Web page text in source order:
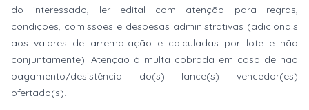
do interessado, ler edital com atenção para regras,
condições, comissões e despesas administrativas (adicionais
aos valores de arrematação e calculadas por lote e não
conjuntamente)! Atenção à multa cobrada em caso de não
pagamento/desistência do(s) lance(s) vencedor(es)
ofertado(s).